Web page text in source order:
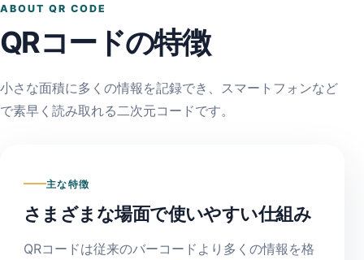
ABOUT QR CODE
QRコードの特徴
小さな面積に多くの情報を記録でき、スマートフォンなど
で素早く読み取れる二次元コードです。
主な特徴
さまざまな場面で使いやすい仕組み
QRコードは従来のバーコードより多くの情報を格